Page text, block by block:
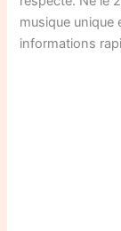
musique unique
informations